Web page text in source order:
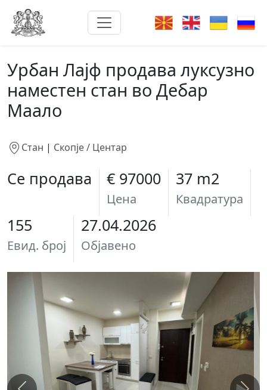
Урбан Лајф продава луксузно
наместен стан во Дебар
Маало
Стан | Скопје / Центар
Се продава € 97000
Цена
37 m2
Квадратура
155
Евид. број
27.04.2026
Објавено